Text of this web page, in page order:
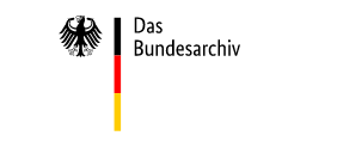
Zur
Startseite